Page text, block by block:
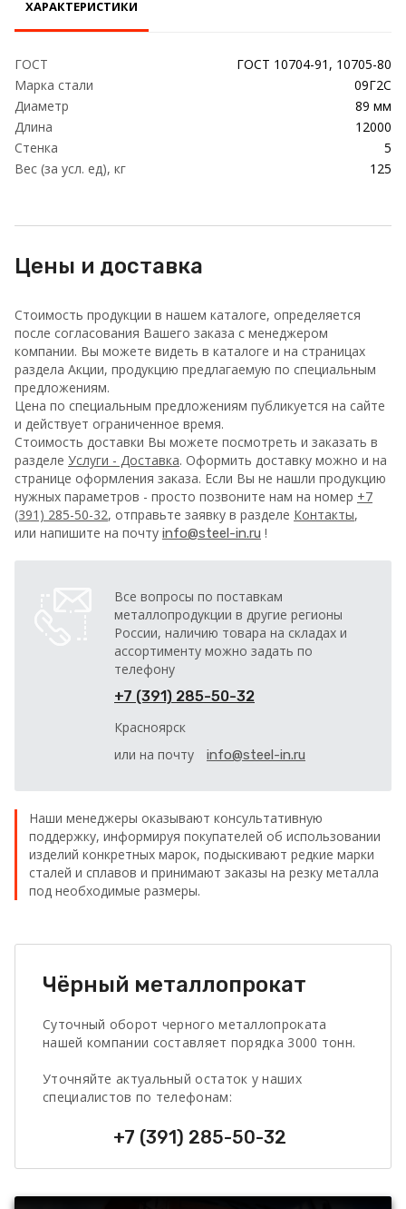
ХАРАКТЕРИСТИКИ
ГОСТ
ГОСТ 10704-91, 10705-80
Марка стали
09Г2С
Диаметр
89 мм
Длина
12000
Стенка
5
Вес (за усл. ед), кг
125
Цены и доставка
Стоимость продукции в нашем каталоге, определяется
после согласования Вашего заказа с менеджером
компании. Вы можете видеть в каталоге и на страницах
раздела Акции, продукцию предлагаемую по специальным
предложениям.
Цена по специальным предложениям публикуется на сайте
и действует ограниченное время.
Стоимость доставки Вы можете посмотреть и заказать в
разделе Услуги - Доставка. Оформить доставку можно и на
странице оформления заказа. Если Вы не нашли продукцию
нужных параметров - просто позвоните нам на номер +7
(391) 285-50-32, отправьте заявку в разделе Контакты,
или напишите на почту info@steel-in.ru !
Все вопросы по поставкам
металлопродукции в другие регионы
России, наличию товара на складах и
ассортименту можно задать по
телефону
+7 (391) 285-50-32
Красноярск
или на почту
info@steel-in.ru
Наши менеджеры оказывают консультативную
поддержку, информируя покупателей об использовании
изделий конкретных марок, подыскивают редкие марки
сталей и сплавов и принимают заказы на резку металла
под необходимые размеры.
Чёрный металлопрокат
Суточный оборот черного металлопроката
нашей компании составляет порядка 3000 тонн.
Уточняйте актуальный остаток у наших
специалистов по телефонам:
+7 (391) 285-50-32